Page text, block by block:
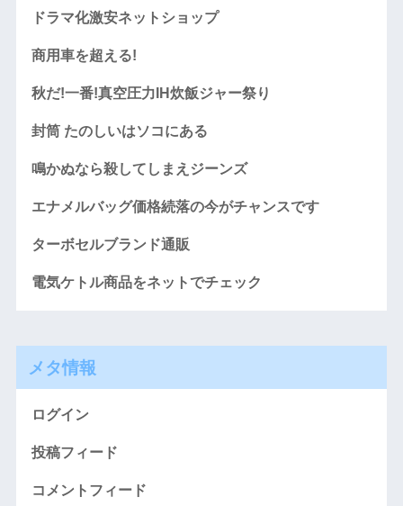
ドラマ化激安ネットショップ
商用車を超える!
秋だ!一番!真空圧力IH炊飯ジャー祭り
封筒 たのしいはソコにある
鳴かぬなら殺してしまえジーンズ
エナメルバッグ価格続落の今がチャンスです
ターボセルブランド通販
電気ケトル商品をネットでチェック
メタ情報
ログイン
投稿フィード
コメントフィード